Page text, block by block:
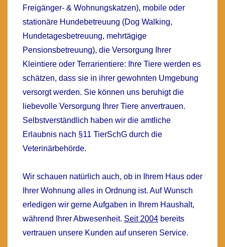
Freigänger- & Wohnungskatzen), mobile oder
stationäre Hundebetreuung (Dog Walking,
Hundetagesbetreuung, mehrtägige
Pensionsbetreuung), die Versorgung Ihrer
Kleintiere oder Terrarientiere: Ihre Tiere werden es
schätzen, dass sie in ihrer gewohnten Umgebung
versorgt werden. Sie können uns beruhigt die
liebevolle Versorgung Ihrer Tiere anvertrauen.
Selbstverständlich haben wir die amtliche
Erlaubnis nach §11 TierSchG durch die
Veterinärbehörde.
Wir schauen natürlich auch, ob in Ihrem Haus oder
Ihrer Wohnung alles in Ordnung ist. Auf Wunsch
erledigen wir gerneAufgaben in Ihrem Haushalt,
während Ihrer Abwesenheit. Seit 2004 bereits
vertrauen unsere Kunden auf unseren Service.